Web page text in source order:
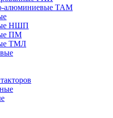
алюминиевые ТАМ
НШП
ПМ
ТМЛ